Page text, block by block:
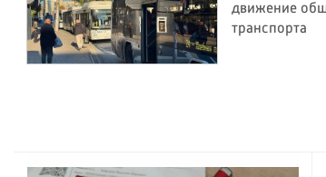
движение
транспорта